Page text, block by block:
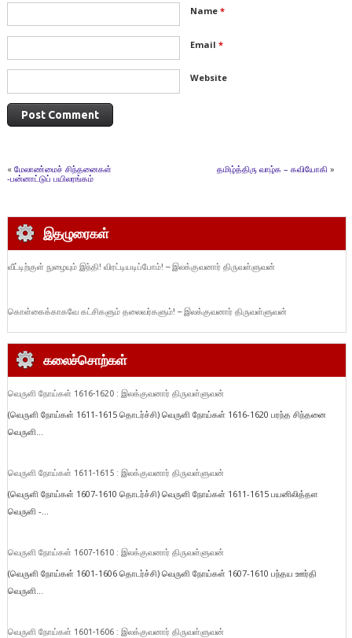
Name *
Email *
Website
« மேலாண்மைச் சிந்தனைகள்
-பன்னாட்டுப் பயிலரங்கம்
தமிழ்த்திரு வாழ்க – கவியோகி »
இதழுரைகள்
வீட்டிற்குள் நுழையும் இந்தி! விரட்டியடிப்போம்! – இலக்குவனார் திருவள்ளுவன்
கொள்கைக்காகவே கட்சிகளும் தலைவர்களும்! – இலக்குவனார் திருவள்ளுவன்
கலைச்சொற்கள்
வெருளி நோய்கள் 1616-1620 : இலக்குவனார் திருவள்ளுவன்
(வெருளி நோய்கள் 1611-1615 தொடர்ச்சி) வெருளி நோய்கள் 1616-1620 பரந்த சிந்தனை
வெருளி...
வெருளி நோய்கள் 1611-1615 : இலக்குவனார் திருவள்ளுவன்
(வெருளி நோய்கள் 1607-1610 தொடர்ச்சி) வெருளி நோய்கள் 1611-1615 பயனிலித்தள
வெருளி -...
வெருளி நோய்கள் 1607-1610 : இலக்குவனார் திருவள்ளுவன்
(வெருளி நோய்கள் 1601-1606 தொடர்ச்சி) வெருளி நோய்கள் 1607-1610 பந்தய ஊர்தி
வெருளி...
வெருளி நோய்கள் 1601-1606 : இலக்குவனார் திருவள்ளுவன்